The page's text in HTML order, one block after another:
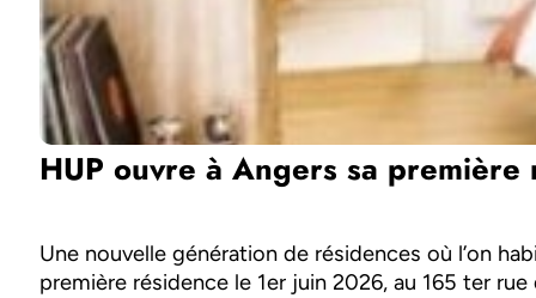
HUP ouvre à Angers sa première
Une nouvelle génération de résidences où l’on
première résidence le 1er juin 2026, au 165 ter